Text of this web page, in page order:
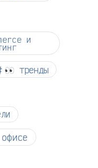
и
👀 тренды